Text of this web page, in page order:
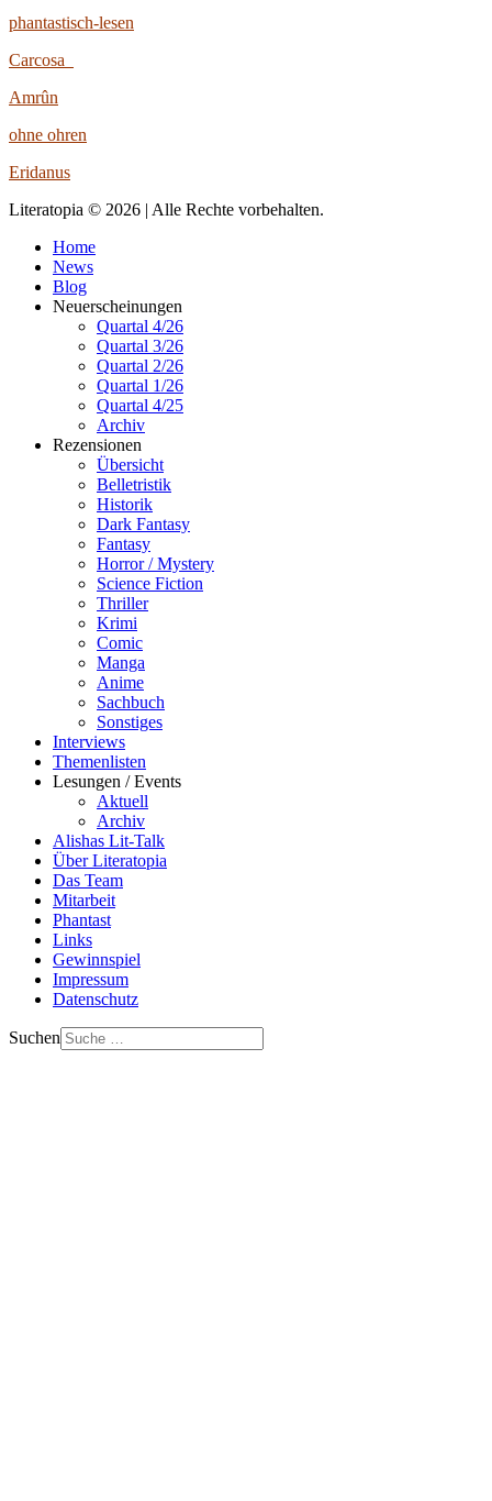
phantastisch-lesen
Carcosa
Amrûn
ohne ohren
Eridanus
Literatopia © 2026 | Alle Rechte vorbehalten.
Home
News
Blog
Neuerscheinungen
Quartal 4/26
Quartal 3/26
Quartal 2/26
Quartal 1/26
Quartal 4/25
Archiv
Rezensionen
Übersicht
Belletristik
Historik
Dark Fantasy
Fantasy
Horror / Mystery
Science Fiction
Thriller
Krimi
Comic
Manga
Anime
Sachbuch
Sonstiges
Interviews
Themenlisten
Lesungen / Events
Aktuell
Archiv
Alishas Lit-Talk
Über Literatopia
Das Team
Mitarbeit
Phantast
Links
Gewinnspiel
Impressum
Datenschutz
Suchen